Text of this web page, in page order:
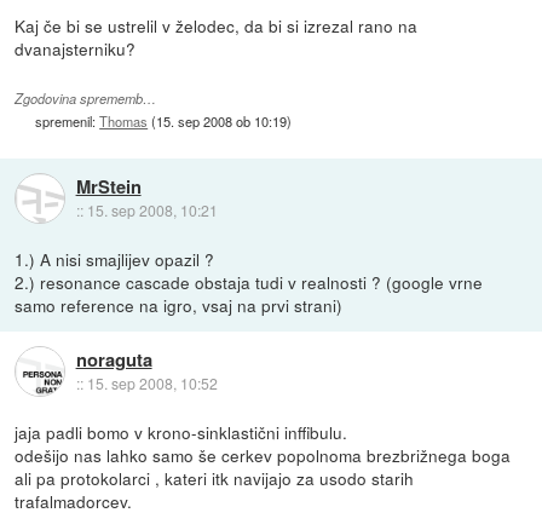
Kaj če bi se ustrelil v želodec, da bi si izrezal rano na
dvanajsterniku?
Zgodovina sprememb…
spremenil:Thomas (15. sep 2008 ob 10:19)
MrStein
:: 15. sep 2008, 10:21
1.) A nisi smajlijev opazil ?
2.) resonance cascade obstaja tudi v realnosti ? (google vrne
samo reference na igro, vsaj na prvi strani)
noraguta
:: 15. sep 2008, 10:52
jaja padli bomo v krono-sinklastični inffibulu.
odešijo nas lahko samo še cerkev popolnoma brezbrižnega boga
ali pa protokolarci , kateri itk navijajo za usodo starih
trafalmadorcev.